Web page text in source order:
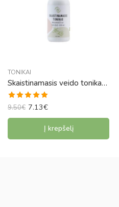
TONIKAI
Skaistinamasis veido tonikas brandžiai odai su gintaro rūgštimi ir ACAI
Įvertinimas:
5.00 iš 5
9.50€ 7.13€
Į krepšelį